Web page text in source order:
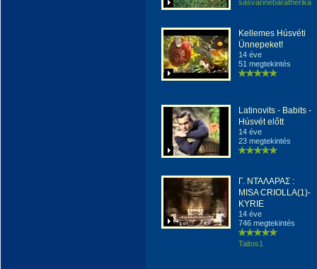
sasvarinebaratherika
Kellemes Húsvéti
Ünnepeket!
14 éve
51 megtekintés
Latinovits - Babits -
Húsvét előtt
14 éve
23 megtekintés
Γ. ΝΤΑΛΑΡΑΣ :
MISA CRIOLLA(1)-
KΥRIE
14 éve
746 megtekintés
Taltos1